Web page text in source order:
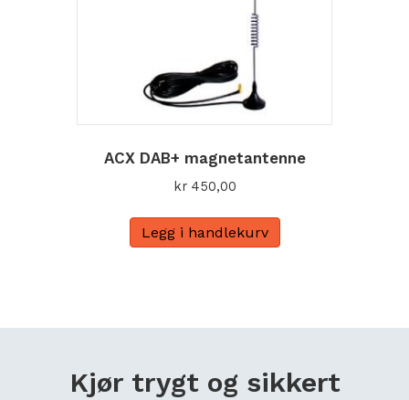
ACX DAB+ magnetantenne
kr450,00
Legg i handlekurv
Kjør trygt og sikkert